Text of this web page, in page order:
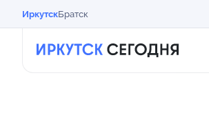
ИркутскБратск